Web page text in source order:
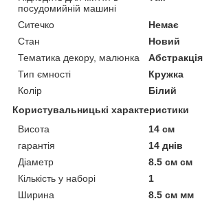
посудомийній машині
Ситечко
Немає
Стан
Новий
Тематика декору, малюнка
Абстракція
Тип ємності
Кружка
Колір
Білий
Користувальницькі характеристики
Висота
14 см
гарантія
14 днів
Діаметр
8.5 см см
Кількість у наборі
1
Ширина
8.5 см мм